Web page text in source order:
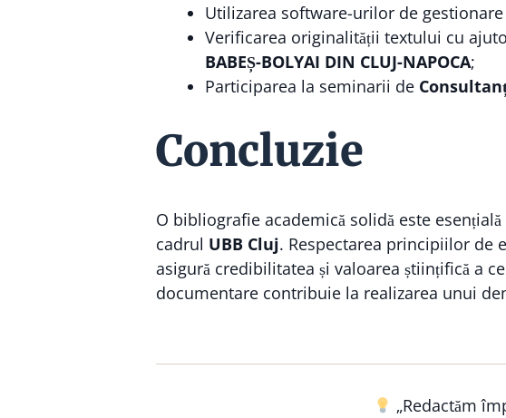
Utilizarea software-urilor de
Verificarea originalității textului cu
BABEȘ-BOLYAI DIN CLUJ-NAPOCA;
Participarea la seminarii de
Concluzie
O bibliografie academică solidă este
cadrul UBB Cluj. Respectarea principiilor de
asigură credibilitatea și valoarea științifică a
documentare contribuie la realizarea unui
„Redactăm